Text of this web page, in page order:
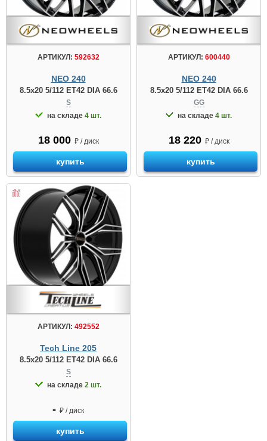
АРТИКУЛ: 592632
NEO 240
8.5x20 5/112 ET42 DIA 66.6
S
на складе 4 шт.
18 000 ₽ / диск
купить
АРТИКУЛ: 600440
NEO 240
8.5x20 5/112 ET42 DIA 66.6
GG
на складе 4 шт.
18 220 ₽ / диск
купить
АРТИКУЛ: 492552
Tech Line 205
8.5x20 5/112 ET42 DIA 66.6
S
на складе 2 шт.
- ₽ / диск
купить